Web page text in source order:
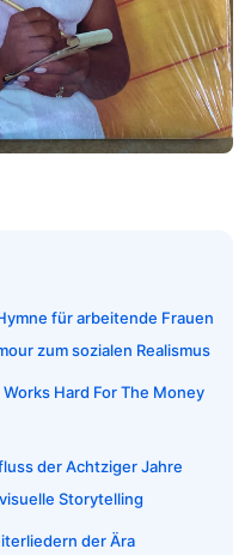
für arbeitende Frauen
zum sozialen Realismus
Hard For The Money
der Achtziger Jahre
Storytelling
der Ära